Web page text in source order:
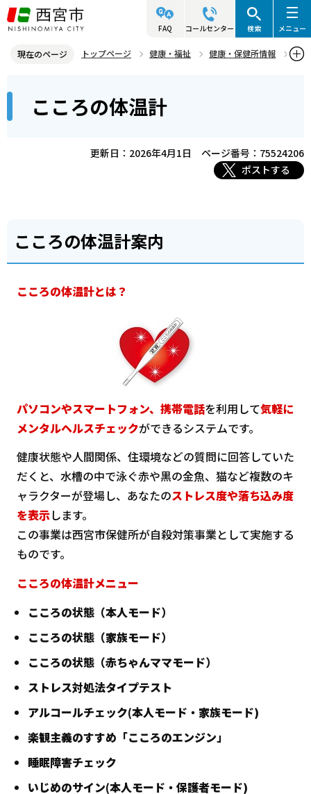
こ
の
ジ
先
FAQ コールセンター 検索 メニュー
現在のページ トップページ 健康・福祉
健康・保健所情報
こ
こころの体温計
更新日：2026年4月1日
ページ番号：75524206
ポストする
こころの体温計案内
こころの体温計とは？
パソコンやスマートフォン、携帯電話を利用して気軽に
メンタルヘルスチェックができるシステムです。
健康状態や人間関係、住環境などの質問に回答していた
だくと、水槽の中で泳ぐ赤や黒の金魚、猫など複数のキ
ャラクターが登場し、あなたのストレス度や落ち込み度
を表示します。
この事業は西宮市保健所が自殺対策事業として実施する
ものです。
こころの体温計メニュー
こころの状態（本人モード）
こころの状態（家族モード）
こころの状態（赤ちゃんママモード）
ストレス対処法タイプテスト
アルコールチェック(本人モード・家族モード)
楽観主義のすすめ「こころのエンジン」
睡眠障害チェック
いじめのサイン(本人モード・保護者モード)